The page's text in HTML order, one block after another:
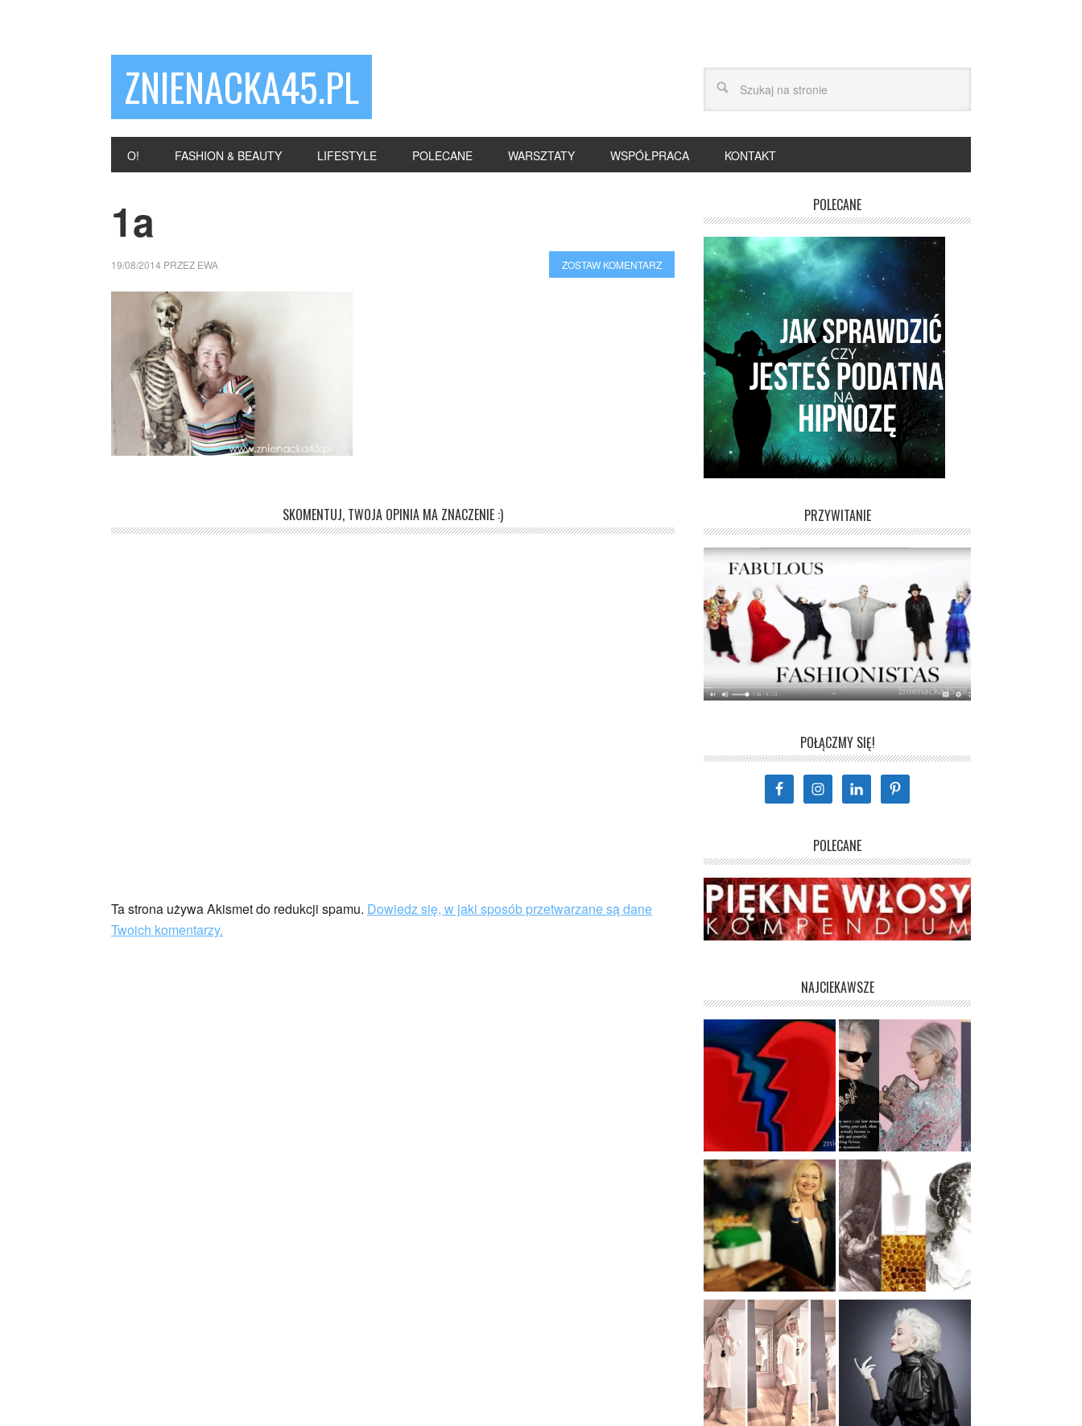
ZNIENACKA45.PL
O! FASHION & BEAUTY LIFESTYLE POLECANE WARSZTATY WSPÓŁPRACA KONTAKT
1a
19/08/2014 PRZEZ EWA ZOSTAW KOMENTARZ
SKOMENTUJ, TWOJA OPINIA MA ZNACZENIE :)
Ta strona używa Akismet do redukcji spamu. Dowiedz się, w jaki sposób przetwarzane są dane
Twoich komentarzy.
POLECANE
PRZYWITANIE
POŁĄCZMY SIĘ!
POLECANE
NAJCIEKAWSZE